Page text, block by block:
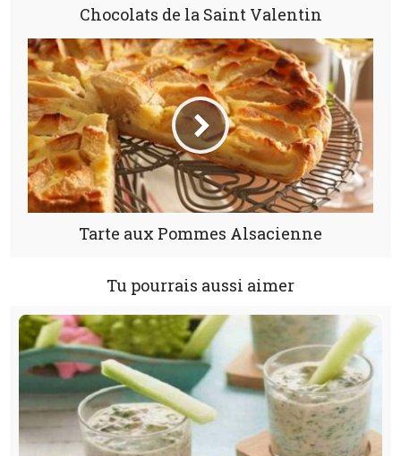
Chocolats de la Saint Valentin
Tarte aux Pommes Alsacienne
Tu pourrais aussi aimer